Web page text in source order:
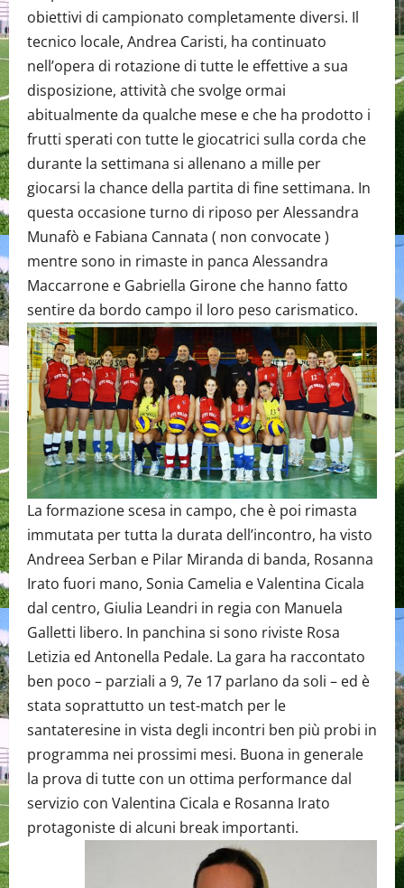
obiettivi di campionato completamente diversi. Il
tecnico locale, Andrea Caristi, ha continuato
nell’opera di rotazione di tutte le effettive a sua
disposizione, attività che svolge ormai
abitualmente da qualche mese e che ha prodotto i
frutti sperati con tutte le giocatrici sulla corda che
durante la settimana si allenano a mille per
giocarsi la chance della partita di fine settimana. In
questa occasione turno di riposo per Alessandra
Munafò e Fabiana Cannata ( non convocate )
mentre sono in rimaste in panca Alessandra
Maccarrone e Gabriella Girone che hanno fatto
sentire da bordo campo il loro peso carismatico.
La formazione scesa in campo, che è poi rimasta
immutata per tutta la durata dell’incontro, ha visto
Andreea Serban e Pilar Miranda di banda, Rosanna
Irato fuori mano, Sonia Camelia e Valentina Cicala
dal centro, Giulia Leandri in regia con Manuela
Galletti libero. In panchina si sono riviste Rosa
Letizia ed Antonella Pedale. La gara ha raccontato
ben poco – parziali a 9, 7e 17 parlano da soli – ed è
stata soprattutto un test-match per le
santateresine in vista degli incontri ben più probi in
programma nei prossimi mesi. Buona in generale
la prova di tutte con un ottima performance dal
servizio con Valentina Cicala e Rosanna Irato
protagoniste di alcuni break importanti.